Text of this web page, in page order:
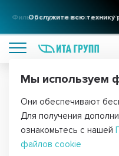
Обслужите всю технику
Фильтры для вашего дома
Главная Запчасти для
Щетка для
резиновая,
Мы используем
Они обеспечивают
Для получения
ознакомьтесь с нашей
файлов cookie